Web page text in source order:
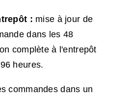
: mise à jour de
dans les 48
complète à l'entrepôt
heures.
commandes dans un